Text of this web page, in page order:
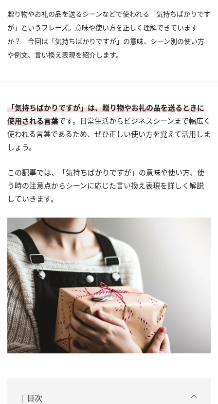
贈り物やお礼の品を送るシーンなどで使われる「気持ちばかりです
が」というフレーズ。意味や使い方を正しく理解できています
か？ 今回は「気持ちばかりですが」の意味、シーン別の使い方
や例文、言い換え表現を紹介します。
「気持ちばかりですが」は、贈り物やお礼の品を送るときに
使用される言葉です。日常生活からビジネスシーンまで幅広く
使われる言葉であるため、ぜひ正しい使い方を覚えて活用しま
しょう。
この記事では、「気持ちばかりですが」の意味や使い方、使
う時の注意点からシーンに応じた言い換え表現を詳しく解説
していきます。
目次